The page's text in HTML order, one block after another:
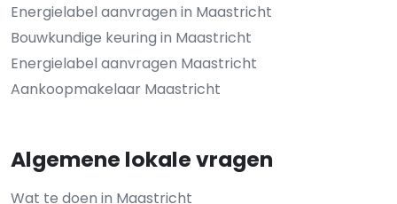
Energielabel aanvragen in Maastricht
Bouwkundige keuring in Maastricht
Energielabel aanvragen Maastricht
Aankoopmakelaar Maastricht
Algemene lokale vragen
Wat te doen in Maastricht